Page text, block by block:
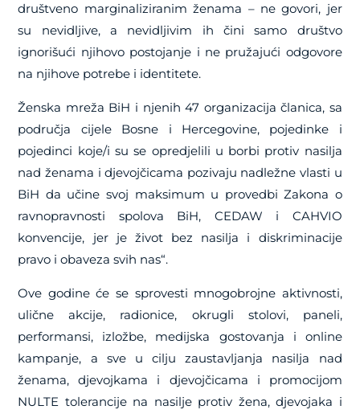
društveno marginaliziranim ženama – ne govori, jer
su nevidljive, a nevidljivim ih čini samo društvo
ignorišući njihovo postojanje i ne pružajući odgovore
na njihove potrebe i identitete.
Ženska mreža BiH i njenih 47 organizacija članica, sa
područja cijele Bosne i Hercegovine, pojedinke i
pojedinci koje/i su se opredjelili u borbi protiv nasilja
nad ženama i djevojčicama pozivaju nadležne vlasti u
BiH da učine svoj maksimum u provedbi Zakona o
ravnopravnosti spolova BiH, CEDAW i CAHVIO
konvencije, jer je život bez nasilja i diskriminacije
pravo i obaveza svih nas“.
Ove godine će se sprovesti mnogobrojne aktivnosti,
ulične akcije, radionice, okrugli stolovi, paneli,
performansi, izložbe, medijska gostovanja i online
kampanje, a sve u cilju zaustavljanja nasilja nad
ženama, djevojkama i djevojčicama i promocijom
NULTE tolerancije na nasilje protiv žena, djevojaka i